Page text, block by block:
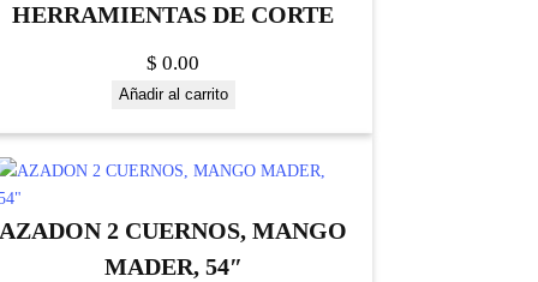
HERRAMIENTAS DE CORTE
$ 0.00
Añadir al carrito
AZADON 2 CUERNOS, MANGO
MADER, 54″